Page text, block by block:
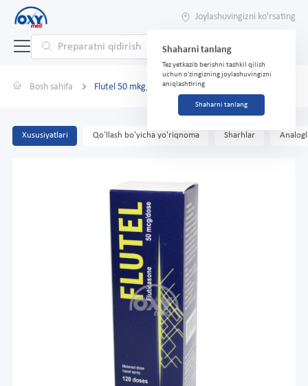
Joylashuvingizni ko'rsating
Shaharni tanlang
Tez yetkazib berishni tashkil qilish
uchun o'zingizning joylashuvingizni
aniqlashtiring
Shaharni tanlang
Bosh sahifa Flutel 50 mkg/dosa 120 doz spreyi
Xususiyatlari Qo'llash bo'yicha yo'riqnoma Sharhlar